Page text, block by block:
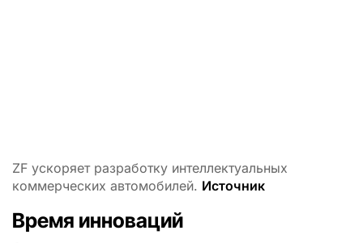
ZF ускоряет разработку интеллектуальных
коммерческих автомобилей. Источник
Время инноваций